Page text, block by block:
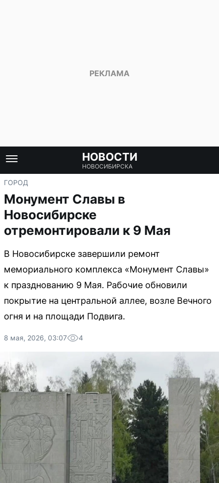
НОВОСТИ
НОВОСИБИРСКА
ГОРОД
Монумент Славы в
Новосибирске
отремонтировали к 9 Мая
В Новосибирске завершили ремонт
мемориального комплекса «Монумент Славы»
к празднованию 9 Мая. Рабочие обновили
покрытие на центральной аллее, возле Вечного
огня и на площади Подвига.
8 мая, 2026, 03:07 4